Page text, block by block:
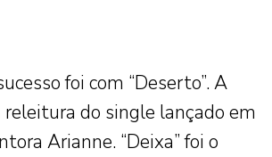
foi com “Deserto”. A
releitura do single lançado em
Arianne. “Deixa” foi o